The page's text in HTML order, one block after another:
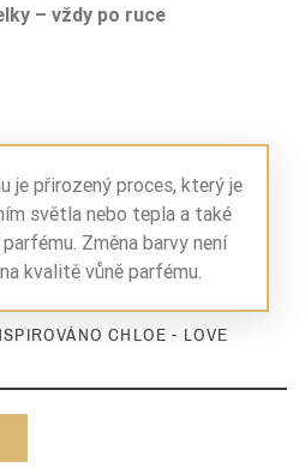
– vždy po ruce
je přirozený proces, který je
světla nebo tepla a také
Změna barvy není
kvalitě vůně parfému.
CHLOE - LOVE